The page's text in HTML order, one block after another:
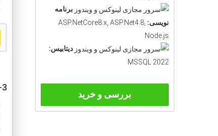
3- فعال سازی ورود 2 مرحله ای
برنامه
نویسی: ASP.NetCore8.x, ASP.Net4.8,
Node.js
دیتابیس:
MSSQL 2022
بررسی و خرید